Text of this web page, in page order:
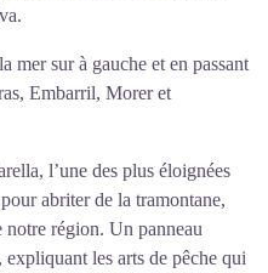
mer sur à gauche et en passant
Embarril, Morer et
l’une des plus éloignées
abriter de la tramontane,
notre région. Un panneau
les arts de pêche qui